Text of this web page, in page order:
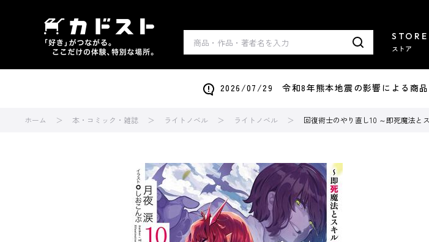
STORE
ストア
2026/07/29 令和8年熊本地震の影響による商品
ホーム 本・コミック・雑誌 ライトノベル ライトノベル 回復術士のやり直し10 ～即死魔法と